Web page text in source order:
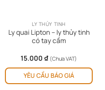
LY THỦY TINH
Ly quai Lipton – ly thủy tinh
có tay cầm
15.000 ₫ (Chưa VAT)
YÊU CẦU BÁO GIÁ